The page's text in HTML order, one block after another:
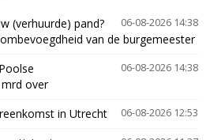
06-08-2026 14:38
(verhuurde) pand?
van de burgemeester
06-08-2026 14:38
over
06-08-2026 12:53
in Utrecht